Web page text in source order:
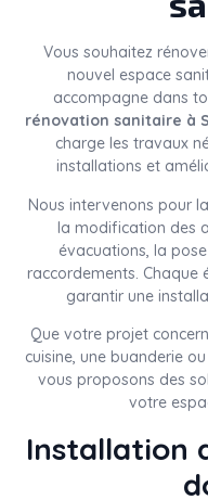
Vous souhaitez
nouvel espace
accompagne dans
rénovation sanitaire à
charge les travaux
installations et
Nous intervenons pour
la modification des
évacuations, la
raccordements. Chaque
garantir une
Que votre projet
cuisine, une buanderie
vous proposons des
votre
Installation